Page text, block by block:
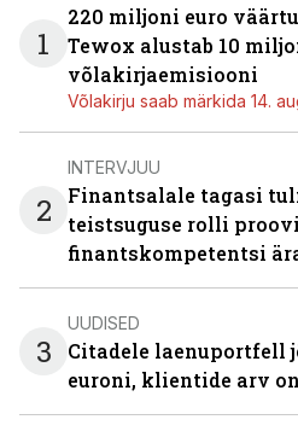
1
220 miljoni euro
Tewox alustab 10
võlakirjaemisiooni
Võlakirju saab märkida 14.
2
INTERVJUU
Finantsalale tagasi
teistsuguse rolli
finantskompetentsi
3
UUDISED
Citadele laenuportfell
euroni, klientide arv on